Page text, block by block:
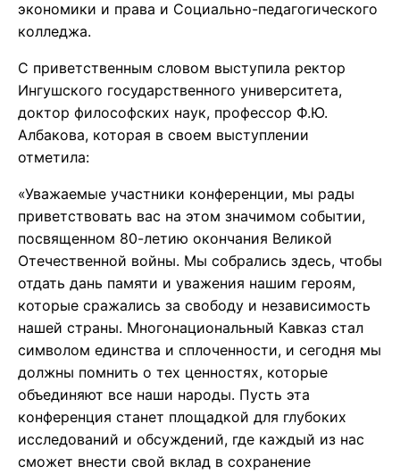
экономики и права и Социально-педагогического
колледжа.
С приветственным словом выступила ректор
Ингушского государственного университета,
доктор философских наук, профессор Ф.Ю.
Албакова, которая в своем выступлении
отметила:
«Уважаемые участники конференции, мы рады
приветствовать вас на этом значимом событии,
посвященном 80-летию окончания Великой
Отечественной войны. Мы собрались здесь, чтобы
отдать дань памяти и уважения нашим героям,
которые сражались за свободу и независимость
нашей страны. Многонациональный Кавказ стал
символом единства и сплоченности, и сегодня мы
должны помнить о тех ценностях, которые
объединяют все наши народы. Пусть эта
конференция станет площадкой для глубоких
исследований и обсуждений, где каждый из нас
сможет внести свой вклад в сохранение